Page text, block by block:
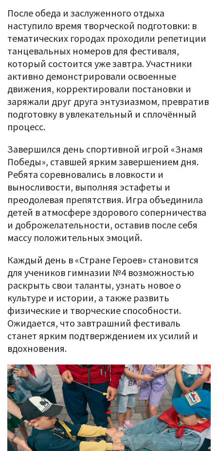
После обеда и заслуженного отдыха
наступило время творческой подготовки: в
тематических городах проходили репетиции
танцевальных номеров для фестиваля,
который состоится уже завтра. Участники
активно демонстрировали освоенные
движения, корректировали постановки и
заряжали друг друга энтузиазмом, превратив
подготовку в увлекательный и сплочённый
процесс.
Завершился день спортивной игрой «Знамя
Победы», ставшей ярким завершением дня.
Ребята соревновались в ловкости и
выносливости, выполняя эстафеты и
преодолевая препятствия. Игра объединила
детей в атмосфере здорового соперничества
и доброжелательности, оставив после себя
массу положительных эмоций.
Каждый день в «Стране Героев» становится
для учеников гимназии №4 возможностью
раскрыть свои таланты, узнать новое о
культуре и истории, а также развить
физические и творческие способности.
Ожидается, что завтрашний фестиваль
станет ярким подтверждением их усилий и
вдохновения.